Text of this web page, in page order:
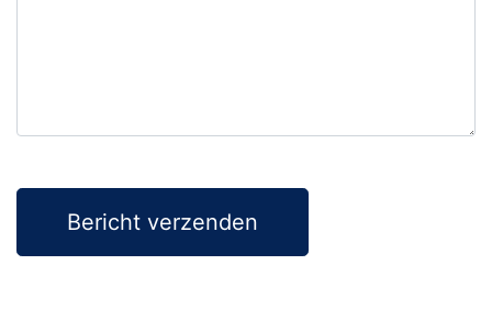
Bericht verzenden